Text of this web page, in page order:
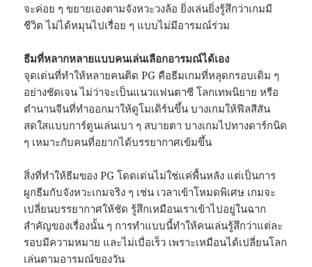
จะค่อย ๆ ขยายเองตามจังหวะวงล้อ ยิ่งเล่นยิ่งรู้สึกว่าเกมมี
ชีวิต ไม่ได้หมุนไปเรื่อย ๆ แบบไม่มีอารมณ์ร่วม
ธีมที่หลากหลายแบบคนเล่นเลือกอารมณ์ได้เอง
จุดเด่นที่ทำให้หลายคนติด PG คือธีมเกมที่หลุดกรอบเดิม ๆ
อย่างชัดเจน ไม่ว่าจะเป็นแนวแฟนตาซี โลกเทพนิยาย หรือ
ตำนานจีนที่ทำออกมาให้ดูโมเดิร์นขึ้น บางเกมให้ฟีลสีสัน
สดใสแบบการ์ตูนเล่นเบา ๆ สบายตา บางเกมไปทางดาร์กนิด
ๆ เหมาะกับคนที่อยากได้บรรยากาศเข้มขึ้น
สิ่งที่ทำให้ธีมของ PG โดดเด่นไม่ใช่แค่พื้นหลัง แต่เป็นการ
ผูกธีมกับจังหวะเกมจริง ๆ เช่น เวลาเข้าโหมดพิเศษ เกมจะ
เปลี่ยนบรรยากาศให้ชัด รู้สึกเหมือนเราเข้าไปอยู่ในฉาก
สำคัญของเรื่องนั้น ๆ การทำแบบนี้ทำให้คนเล่นรู้สึกว่าแต่ละ
รอบมีความหมาย และไม่เบื่อเร็ว เพราะเหมือนได้เปลี่ยนโลก
เล่นตามอารมณ์ของวัน